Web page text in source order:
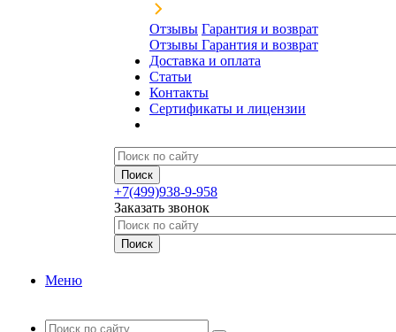
Отзывы Гарантия и возврат
Отзывы Гарантия и возврат
Доставка и оплата
Статьи
Контакты
Сертификаты и лицензии
+7(499)938-9-958
Заказать звонок
Меню